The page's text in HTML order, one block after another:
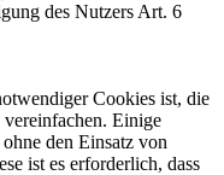
des Nutzers Art. 6
Cookies ist, die
Einige
den Einsatz von
ist es erforderlich, dass